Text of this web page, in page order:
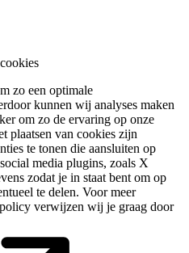
zo een optimale
kunnen wij analyses maken
om zo de ervaring op onze
plaatsen van cookies zijn
te tonen die aansluiten op
media plugins, zoals X
zodat je in staat bent om op
te delen. Voor meer
verwijzen wij je graag door